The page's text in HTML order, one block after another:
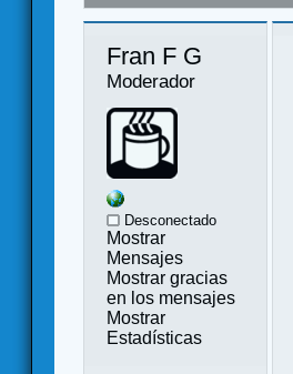
Fran F G
Moderador
Desconectado
Mostrar
Mensajes
Mostrar gracias
en los mensajes
Mostrar
Estadísticas